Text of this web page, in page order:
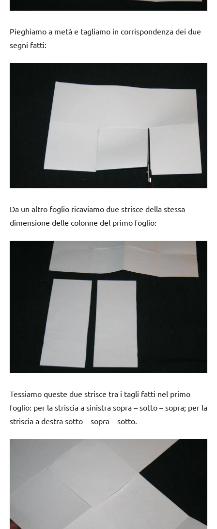
Pieghiamo a metà e tagliamo in corrispondenza dei due
segni fatti:
Da un altro foglio ricaviamo due strisce della stessa
dimensione delle colonne del primo foglio:
Tessiamo queste due strisce tra i tagli fatti nel primo
foglio: per la striscia a sinistra sopra – sotto – sopra; per la
striscia a destra sotto – sopra – sotto.